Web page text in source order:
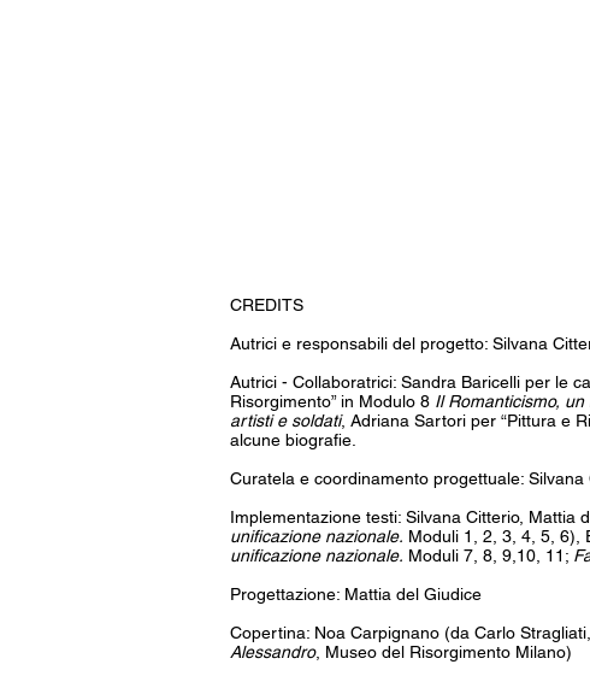
CREDITS
Autrici e responsabili del progetto: Silvana
Autrici - Collaboratrici: Sandra Baricelli per le
Risorgimento” in Modulo 8 Il Romanticismo,
artisti e soldati, Adriana Sartori per “Pittura e
alcune biografie.
Curatela e coordinamento progettuale: Silvana
Implementazione testi: Silvana Citterio, Mattia
unificazione nazionale. Moduli 1, 2, 3, 4, 5, 6),
unificazione nazionale. Moduli 7, 8, 9,10, 11;
Progettazione: Mattia del Giudice
Copertina: Noa Carpignano (da Carlo Stragliati,
Alessandro, Museo del Risorgimento Milano)